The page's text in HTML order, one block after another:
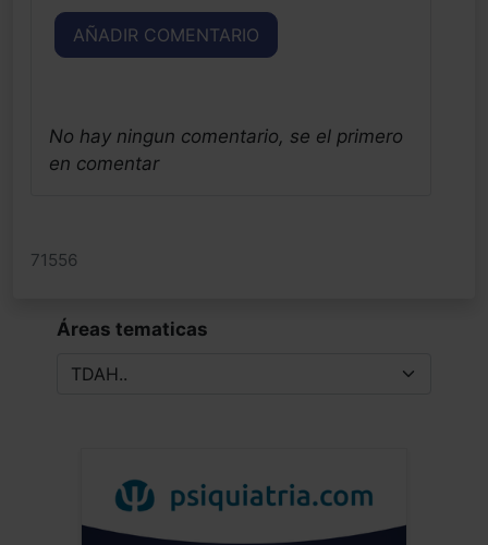
AÑADIR COMENTARIO
No hay ningun comentario, se el primero
en comentar
71556
Áreas tematicas